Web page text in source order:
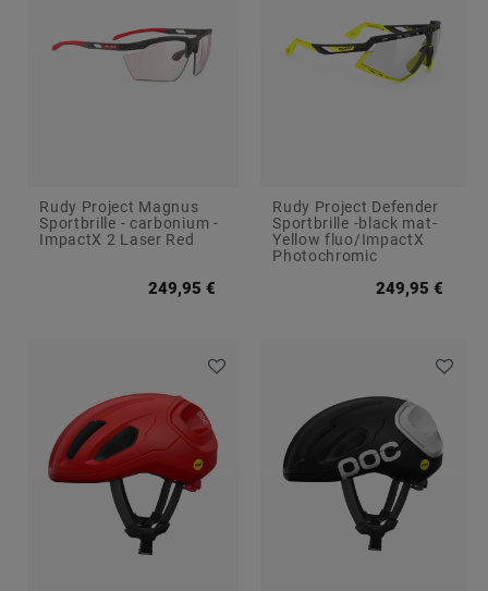
Rudy Project Magnus
Sportbrille - carbonium -
ImpactX 2 Laser Red
249,95 €
Rudy Project Defender
Sportbrille -black mat-
Yellow fluo/ImpactX
Photochromic
249,95 €